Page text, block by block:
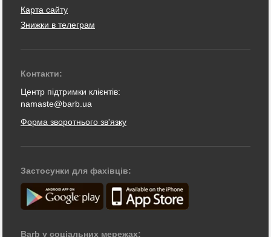
Карта сайту
Знижки в телеграм
Контакти:
Центр підтримки клієнтів:
namaste@barb.ua
Форма зворотнього зв'язку
Застосунки для фахівців:
Barb у соціальних мережах: